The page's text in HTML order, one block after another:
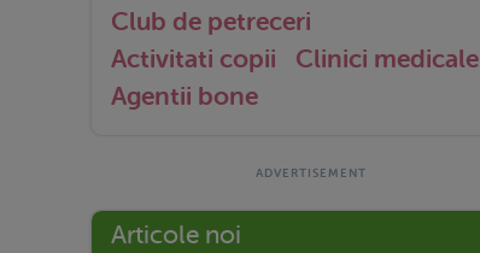
Club de petreceri
Activitati copii
Clinici medicale
Agentii bone
Articole noi